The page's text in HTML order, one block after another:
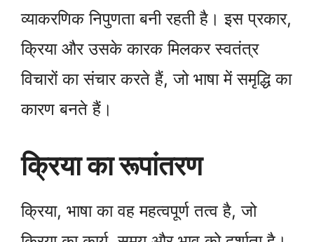
व्याकरणिक निपुणता बनी रहती है। इस प्रकार,
क्रिया और उसके कारक मिलकर स्वतंत्र
विचारों का संचार करते हैं, जो भाषा में समृद्धि का
कारण बनते हैं।
क्रिया का रूपांतरण
क्रिया, भाषा का वह महत्वपूर्ण तत्व है, जो